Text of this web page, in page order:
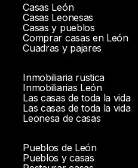
Casas León
Casas Leonesas
Casas y pueblos
Comprar casas en León
Cuadras y pajares
Inmobiliaria rustica
Inmobiliarias León
Las casas de toda la vida
Las casas de toda la vida
Leonesa de casas
Pueblos de León
Pueblos y casas